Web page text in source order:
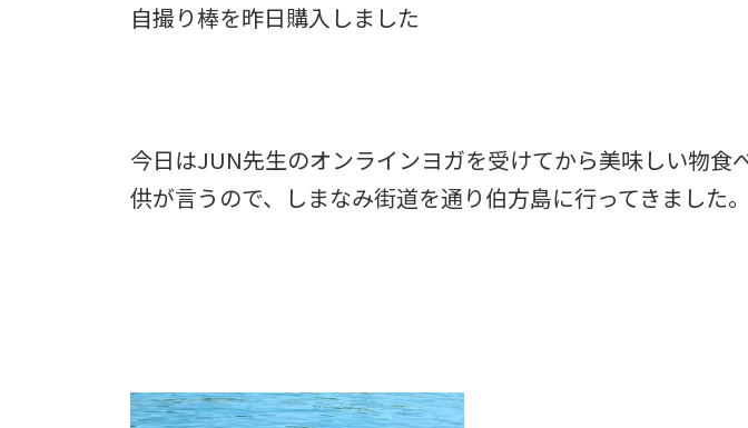
自撮り棒を昨日購入しました
今日はJUN先生のオンラインヨガを受けてから美味しい物食
供が言うので、しまなみ街道を通り伯方島に行ってきました。